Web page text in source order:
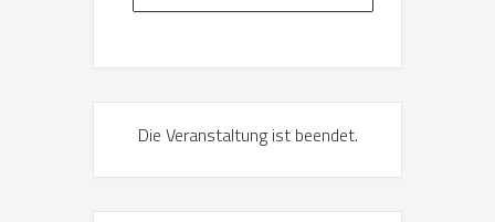
Die Veranstaltung ist beendet.